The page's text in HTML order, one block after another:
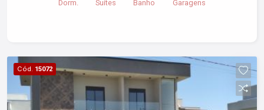
Lavabo Piscina Condomínio compondo por:
Dorm. Suítes Banho Garagens
Cód. 15072